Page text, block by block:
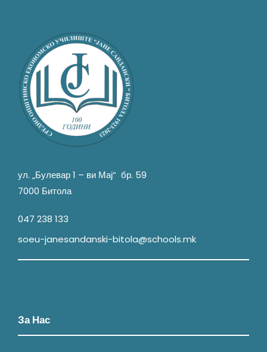
ул. „Булевар 1 – ви Мај“ бр. 59
7000 Битола
047 238 133
soeu-janesandanski-bitola@schools.mk
За Нас